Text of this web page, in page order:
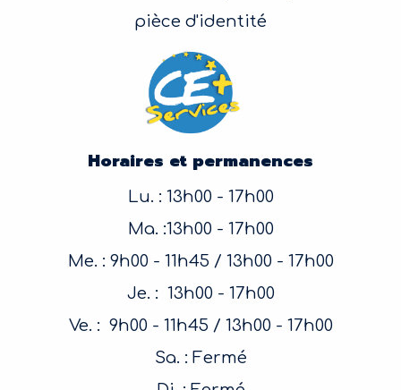
pièce d'identité
Horaires et permanences
Lu. : 13h00 - 17h00
Ma. :13h00 - 17h00
Me. : 9h00 - 11h45 / 13h00 - 17h00
Je. : 13h00 - 17h00
Ve. : 9h00 - 11h45 / 13h00 - 17h00
Sa. : Fermé